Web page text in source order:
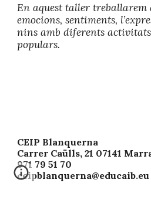
En aquest taller treballarem
emocions, sentiments,
nins amb diferents
populars.
CEIP Blanquerna
Carrer Caülls, 21 07141
971 79 51 70
ceipblanquerna@educaib.eu